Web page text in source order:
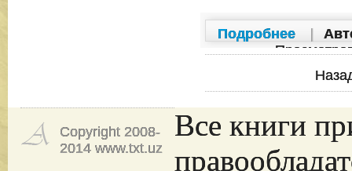
Подробнее |
Copyright 2008-
2014 www.txt.uz
Все книги